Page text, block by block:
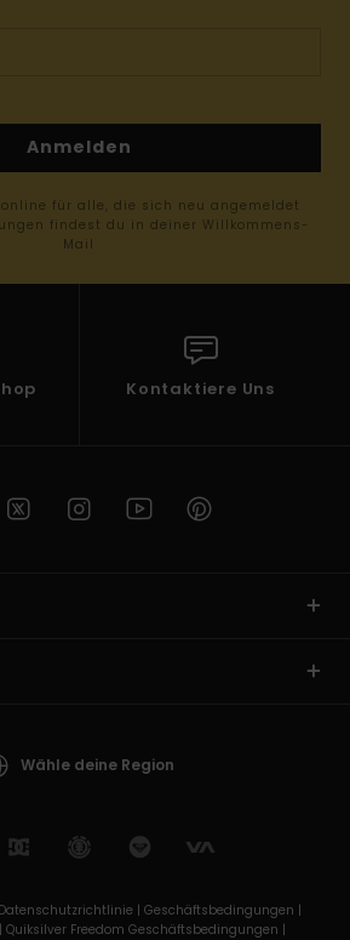
Anmelden
für alle, die sich neu angemeldet
findest du in deiner Willkommens-
Mail
Kontaktiere Uns
Wähle deine Region
Datenschutzrichtlinie | Geschäftsbedingungen |
Quiksilver Freedom Geschäftsbedingungen |